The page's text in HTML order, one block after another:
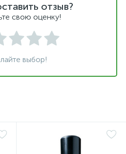
отзыв?
свою оценку!
выбор!